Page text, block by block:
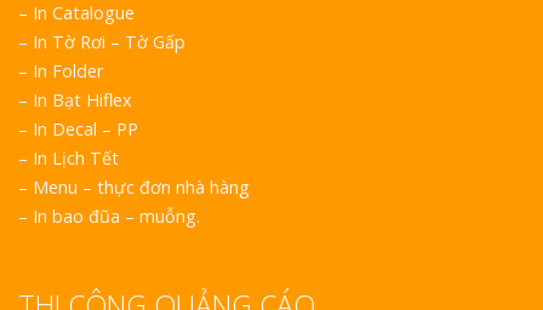
– In Catalogue
– In Tờ Rơi – Tờ Gấp
– In Folder
– In Bạt Hiflex
– In Decal – PP
– In Lịch Tết
– Menu – thực đơn nhà hàng
– In bao đũa – muỗng.